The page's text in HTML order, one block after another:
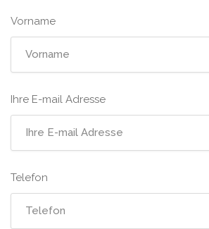
Vorname
Ihre E-mail Adresse
Telefon